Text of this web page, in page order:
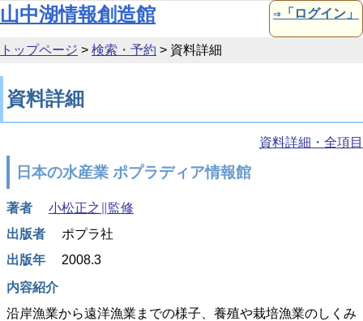
本文へ移動
山中湖情報創造館 ⇒「ログイン」
トップページ > 検索・予約 > 資料詳細
資料詳細
資料詳細・全項目
日本の水産業 ポプラディア情報館
著者
小松正之∥監修
出版者
ポプラ社
出版年
2008.3
内容紹介
沿岸漁業から遠洋漁業までの様子、養殖や栽培漁業のしくみ